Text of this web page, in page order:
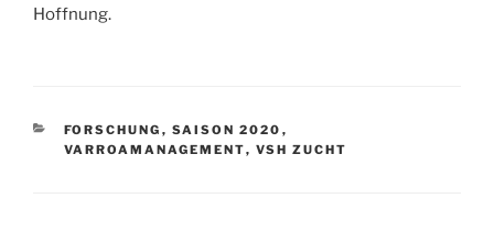
Hoffnung.
KATEGORIEN
FORSCHUNG , SAISON 2020 ,
VARROAMANAGEMENT, VSH ZUCHT